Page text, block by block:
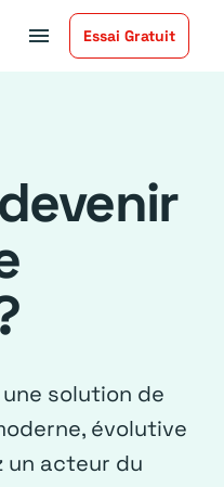
menu Essai Gratuit
solution de
évolutive
un acteur du